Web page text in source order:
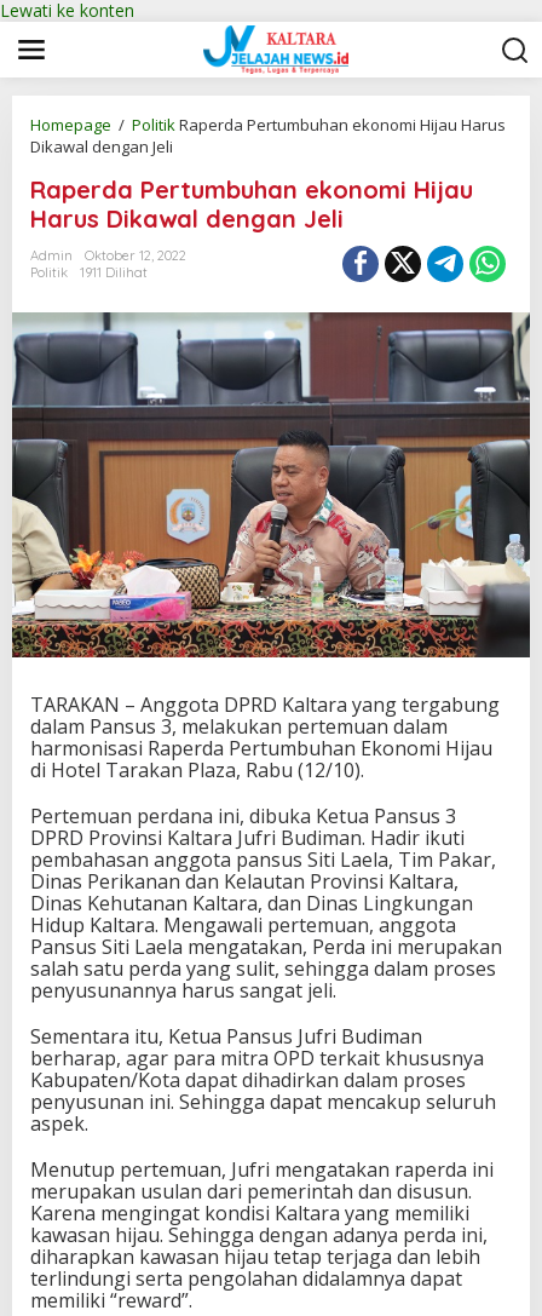
Lewati ke konten
Homepage / PolitikRaperda Pertumbuhan ekonomi Hijau Harus
Dikawal dengan Jeli
Raperda Pertumbuhan ekonomi Hijau
Harus Dikawal dengan Jeli
Admin
Oktober 12, 2022
Politik
1911 Dilihat
TARAKAN – Anggota DPRD Kaltara yang tergabung
dalam Pansus 3, melakukan pertemuan dalam
harmonisasi Raperda Pertumbuhan Ekonomi Hijau
di Hotel Tarakan Plaza, Rabu (12/10).
Pertemuan perdana ini, dibuka Ketua Pansus 3
DPRD Provinsi Kaltara Jufri Budiman. Hadir ikuti
pembahasan anggota pansus Siti Laela, Tim Pakar,
Dinas Perikanan dan Kelautan Provinsi Kaltara,
Dinas Kehutanan Kaltara, dan Dinas Lingkungan
Hidup Kaltara. Mengawali pertemuan, anggota
Pansus Siti Laela mengatakan, Perda ini merupakan
salah satu perda yang sulit, sehingga dalam proses
penyusunannya harus sangat jeli.
Sementara itu, Ketua Pansus Jufri Budiman
berharap, agar para mitra OPD terkait khususnya
Kabupaten/Kota dapat dihadirkan dalam proses
penyusunan ini. Sehingga dapat mencakup seluruh
aspek.
Menutup pertemuan, Jufri mengatakan raperda ini
merupakan usulan dari pemerintah dan disusun.
Karena mengingat kondisi Kaltara yang memiliki
kawasan hijau. Sehingga dengan adanya perda ini,
diharapkan kawasan hijau tetap terjaga dan lebih
terlindungi serta pengolahan didalamnya dapat
memiliki “reward”.